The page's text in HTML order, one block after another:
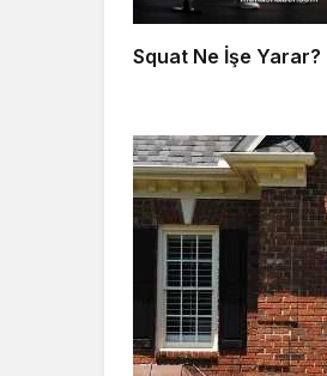
Squat Ne İşe Yarar?